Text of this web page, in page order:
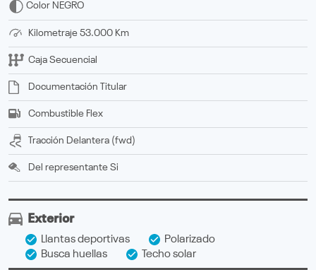
Color NEGRO
Kilometraje 53.000 Km
Caja Secuencial
Documentación titular
Combustible Flex
Tracción delantera (fwd)
Del representante Si
Exterior
Llantas deportivas
Polarizado
Busca huellas
Techo solar